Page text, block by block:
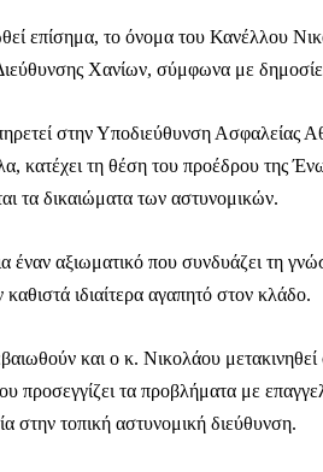
επίσημα, το όνομα του Κανέλλου
Χανίων, σύμφωνα με
στην Υποδιεύθυνση Ασφαλείας
κατέχει τη θέση του προέδρου της
τα δικαιώματα των αστυνομικών.
έναν αξιωματικό που συνδυάζει τη
ιδιαίτερα αγαπητό στον κλάδο.
και ο κ. Νικολάου μετακινηθεί
τα προβλήματα με
στην τοπική αστυνομική διεύθυνση.